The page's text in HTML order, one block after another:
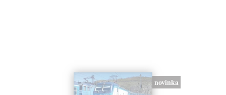
novinka